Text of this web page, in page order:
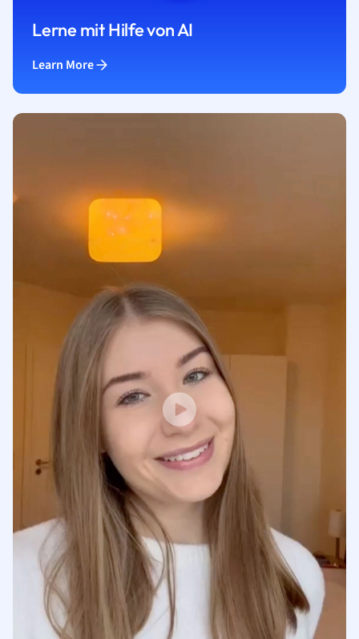
Lerne mit Hilfe von AI
Learn More